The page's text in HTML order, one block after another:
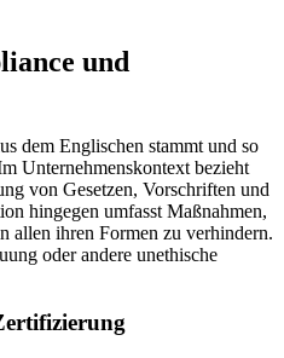
und
dem Englischen stammt und so
Unternehmenskontext bezieht
von Gesetzen, Vorschriften und
hingegen umfasst Maßnahmen,
allen ihren Formen zu verhindern.
oder andere unethische